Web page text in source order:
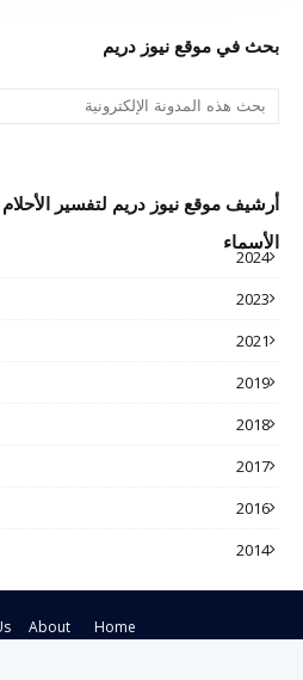
بحث في موقع نيوز دريم
أرشيف موقع نيوز دريم لتفسير
الأسماء
2024
2023
2021
2019
2018
2017
2016
2014
Home
About